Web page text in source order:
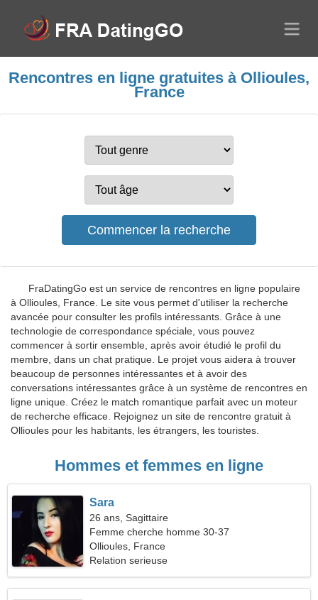
Rencontres en ligne gratuites à Ollioules,
France
FraDatingGo est un service de rencontres en ligne populaire
à Ollioules, France. Le site vous permet d'utiliser la recherche
avancée pour consulter les profils intéressants. Grâce à une
technologie de correspondance spéciale, vous pouvez
commencer à sortir ensemble, après avoir étudié le profil du
membre, dans un chat pratique. Le projet vous aidera à trouver
beaucoup de personnes intéressantes et à avoir des
conversations intéressantes grâce à un système de rencontres en
ligne unique. Créez le match romantique parfait avec un moteur
de recherche efficace. Rejoignez un site de rencontre gratuit à
Ollioules pour les habitants, les étrangers, les touristes.
Hommes et femmes en ligne
Sara
26 ans, Sagittaire
Femme cherche homme 30-37
Ollioules, France
Relation serieuse